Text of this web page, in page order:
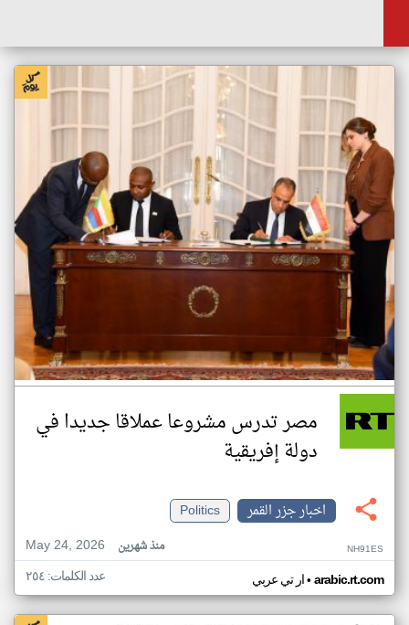
مصر تدرس مشروعا عملاقا جديدا في
دولة إفريقية
اخبار جزر القمر
Politics
May 24, 2026
منذ شهرين NH91ES
ار تي عربي• arabic.rt.com عدد الكلمات: ٢٥٤